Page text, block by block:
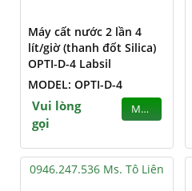
Máy cất nước 2 lần 4
lít/giờ (thanh đốt Silica)
OPTI-D-4 Labsil
MODEL: OPTI-D-4
Vui lòng
gọi
MUA
0946.247.536 Ms. Tô Liên